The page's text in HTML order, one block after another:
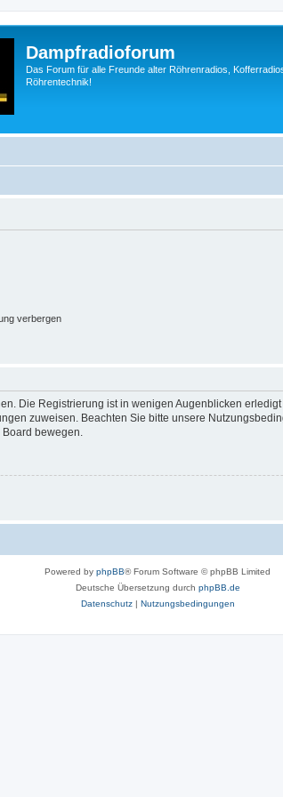
Dampfradioforum
Das Forum für alle Freunde alter Röhrenradios,
Röhrentechnik!
verbergen
Die Registrierung ist in wenigen Augenblicken
zuweisen. Beachten Sie bitte unsere
bewegen.
Powered by phpBB® Forum Software © phpBB Limited
Deutsche Übersetzung durch phpBB.de
Datenschutz| Nutzungsbedingungen